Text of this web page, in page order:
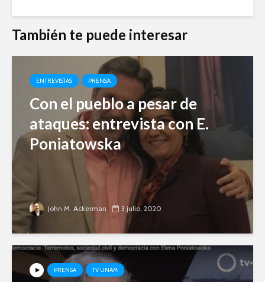
También te puede interesar
ENTREVISTAS PRENSA
Con el pueblo a pesar de
ataques: entrevista con E.
Poniatowska
John M. Ackerman 3 julio, 2020
PRENSA TV UNAM